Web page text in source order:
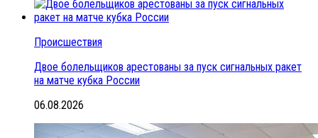
Происшествия
Двое болельщиков арестованы за пуск сигнальных ракет
на матче кубка России
06.08.2026